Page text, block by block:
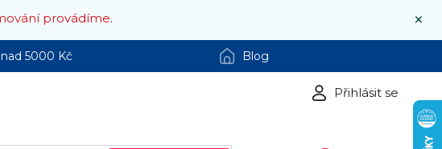
×
provádíme.
5000 Kč Blog
Přihlásit se